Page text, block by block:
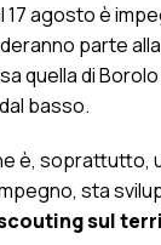
17 agosto è
parte alla
quella di
basso.
è, soprattutto,
sta
sul